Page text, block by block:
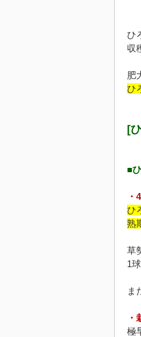
ひ
収
肥
ひ
[
■
ひ
熟
草
1
ま
極